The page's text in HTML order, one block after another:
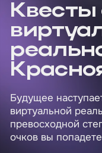
Квесты
Будущее
виртуальной
превосходной
очков вы